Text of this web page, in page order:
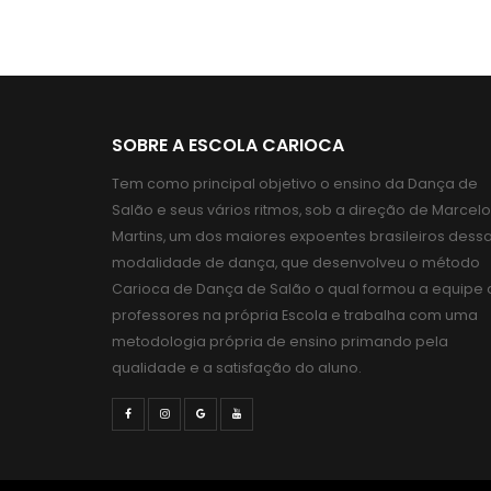
SOBRE A ESCOLA CARIOCA
Tem como principal objetivo o ensino da Dança de
Salão e seus vários ritmos, sob a direção de Marcelo
Martins, um dos maiores expoentes brasileiros dessa
modalidade de dança, que desenvolveu o método
Carioca de Dança de Salão o qual formou a equipe
professores na própria Escola e trabalha com uma
metodologia própria de ensino primando pela
qualidade e a satisfação do aluno.